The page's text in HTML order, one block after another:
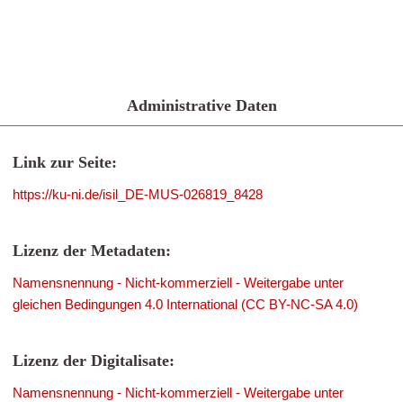
Administrative Daten
Link zur Seite:
https://ku-ni.de/isil_DE-MUS-026819_8428
Lizenz der Metadaten:
Namensnennung - Nicht-kommerziell - Weitergabe unter
gleichen Bedingungen 4.0 International (CC BY-NC-SA 4.0)
Lizenz der Digitalisate:
Namensnennung - Nicht-kommerziell - Weitergabe unter